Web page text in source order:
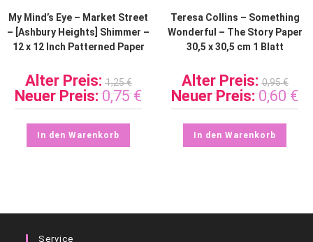
My Mind’s Eye – Market Street
– [Ashbury Heights] Shimmer –
12 x 12 Inch Patterned Paper
Alter Preis: 1,25€
Neuer Preis: 0,75 €
In den Warenkorb
Teresa Collins – Something
Wonderful – The Story Paper
30,5 x 30,5 cm 1 Blatt
Alter Preis: 0,95€
Neuer Preis: 0,60 €
In den Warenkorb
Service